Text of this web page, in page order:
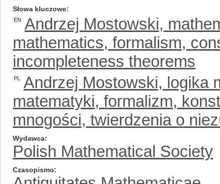
Słowa kluczowe
EN
Andrzej Mostowski,
mathematics, formalism,
incompleteness theorems
PL
Andrzej Mostowski, logika
matematyki, formalizm,
mnogości, twierdzenia o
Wydawca
Polish Mathematical Society
Czasopismo